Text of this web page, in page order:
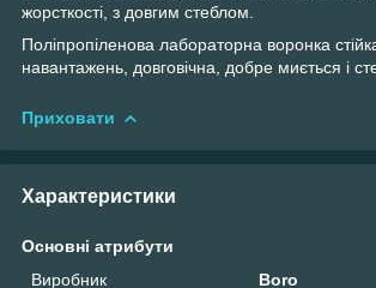
жорсткості, з довгим стеблом.
Поліпропіленова лабораторна воронка
навантажень, довговічна, добре миється і
Приховати
Характеристики
Основні атрибути
Виробник
Boro